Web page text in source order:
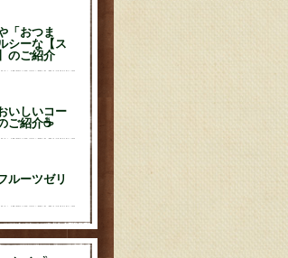
「おつま
シーな【ス
のご紹介
いしいコー
ご紹介☕
ルーツゼリ